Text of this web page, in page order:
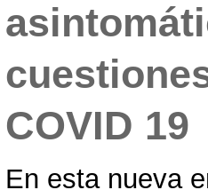
COVID 19
En esta nueva